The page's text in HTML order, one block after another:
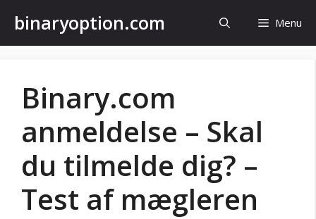
indhold
binaryoption.com Menu
Binary.com
anmeldelse – Skal
du tilmelde dig? –
Test af mægleren